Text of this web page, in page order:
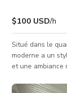
$100 USD/h
Situé dans le
moderne a un
et une ambiance
touche